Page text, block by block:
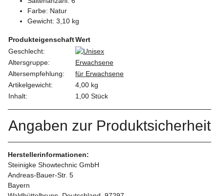
Farbe: Natur
Gewicht: 3,10 kg
ProdukteigenschaftWert
Geschlecht:
Altersgruppe:
Erwachsene
Altersempfehlung:
für Erwachsene
Artikelgewicht:
4,00 kg
Inhalt:
1,00 Stück
Angaben zur Produktsicherheit
Herstellerinformationen:
Steinigke Showtechnic GmbH
Andreas-Bauer-Str. 5
Bayern